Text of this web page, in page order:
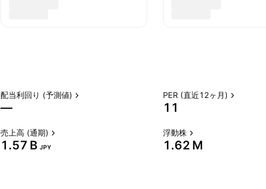
配当利回り (予測値)
—
PER (直近12ヶ月)
11
売上高 (通期)
‪1.57 B‬ JPY
浮動株
‪1.62 M‬